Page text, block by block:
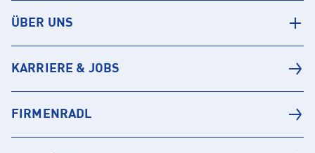
ÜBER UNS
KARRIERE & JOBS
FIRMENRADL